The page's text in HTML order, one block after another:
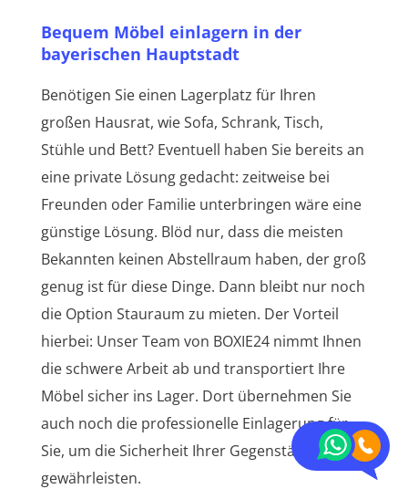
Bequem Möbel einlagern in der
bayerischen Hauptstadt
Benötigen Sie einen Lagerplatz für Ihren
großen Hausrat, wie Sofa, Schrank, Tisch,
Stühle und Bett? Eventuell haben Sie bereits an
eine private Lösung gedacht: zeitweise bei
Freunden oder Familie unterbringen wäre eine
günstige Lösung. Blöd nur, dass die meisten
Bekannten keinen Abstellraum haben, der groß
genug ist für diese Dinge. Dann bleibt nur noch
die Option Stauraum zu mieten. Der Vorteil
hierbei: Unser Team von BOXIE24 nimmt Ihnen
die schwere Arbeit ab und transportiert Ihre
Möbel sicher ins Lager. Dort übernehmen Sie
auch noch die professionelle Einlagerung für
Sie, um die Sicherheit Ihrer Gegenstände zu
gewährleisten.